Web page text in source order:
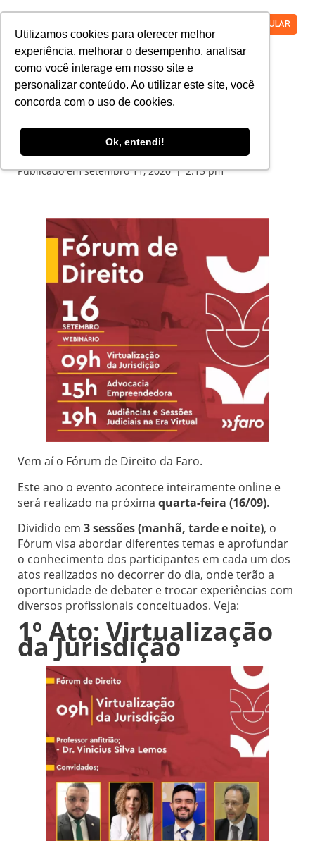
Utilizamos cookies para oferecer melhor
experiência, melhorar o desempenho, analisar
como você interage em nosso site e
personalizar conteúdo. Ao utilizar este site, você
concorda com o uso de cookies.
Ok, entendi!
VESTIBULAR
Fórum de Direito:
Inscrições Abertas
Publicado emsetembro 11, 2020 2:15 pm
Vem aí o Fórum de Direito da Faro.
Este ano o evento acontece inteiramente online e
será realizado na próxima quarta-feira (16/09).
Dividido em 3 sessões (manhã, tarde e noite), o
Fórum visa abordar diferentes temas e aprofundar
o conhecimento dos participantes em cada um dos
atos realizados no decorrer do dia, onde terão a
oportunidade de debater e trocar experiências com
diversos profissionais conceituados. Veja:
1º Ato: Virtualização
da Jurisdição